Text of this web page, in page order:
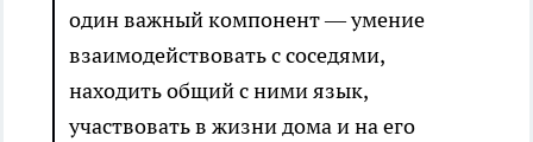
один важный компонент — умение
взаимодействовать с соседями,
находить общий с ними язык,
участвовать в жизни дома и на его